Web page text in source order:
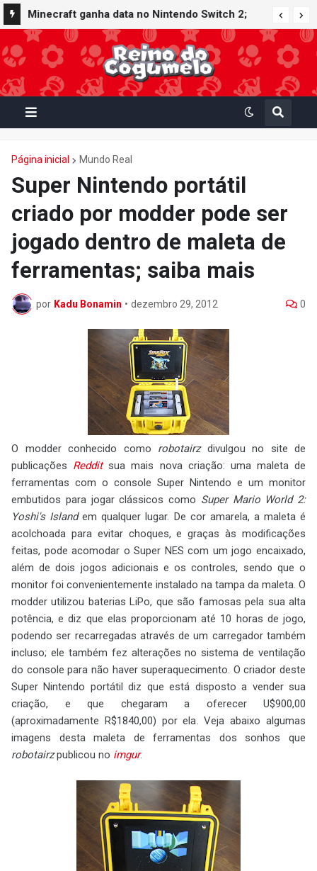
Minecraft ganha data no Nintendo Switch 2;
Super Mario Mash-Up receberá atualização
gráfica exclusiva
Página inicial Mundo Real
Super Nintendo portátil
criado por modder pode ser
jogado dentro de maleta de
ferramentas; saiba mais
por Kadu Bonamin • dezembro 29, 2012 0
O modder conhecido como robotairzdivulgou no site de
publicações Redditsua mais nova criação: uma maleta de
ferramentas com o console Super Nintendo e um monitor
embutidos para jogar clássicos como Super Mario World 2:
Yoshi's Islandem qualquer lugar. De cor amarela, a maleta é
acolchoada para evitar choques, e graças às modificações
feitas, pode acomodar o Super NES com um jogo encaixado,
além de dois jogos adicionais e os controles, sendo que o
monitor foi convenientemente instalado na tampa da maleta. O
modder utilizou baterias LiPo, que são famosas pela sua alta
potência, e diz que elas proporcionam até 10 horas de jogo,
podendo ser recarregadas através de um carregador também
incluso; ele também fez alterações no sistema de ventilação
do console para não haver superaquecimento. O criador deste
Super Nintendo portátil diz que está disposto a vender sua
criação, e que chegaram a oferecer U$900,00
(aproximadamente R$1840,00) por ela. Veja abaixo algumas
imagens desta maleta de ferramentas dos sonhos que
robotairzpublicou no imgur.